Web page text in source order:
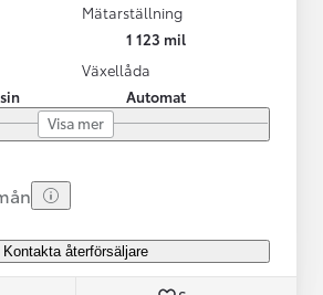
Mätarställning
1 123 mil
Växellåda
Automat
Visa mer
Kontakta återförsäljare